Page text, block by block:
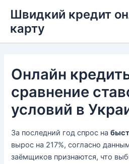
вмісту
Швидкий кредит
карту
Онлайн
сравнение
условий в
За последний год спрос на
вырос на 217%, согласно
заёмщиков признаются, что